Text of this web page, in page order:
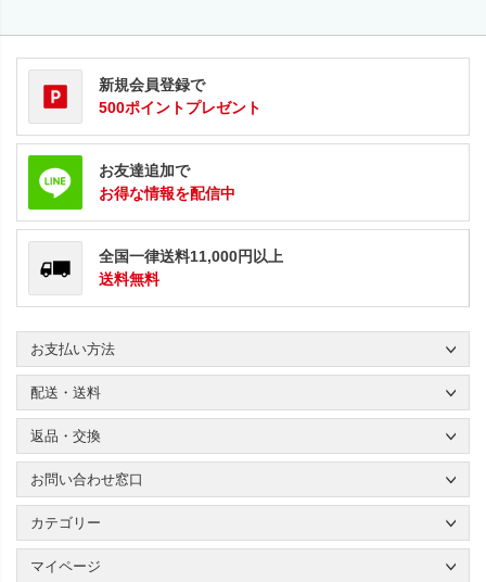
新規会員登録で
500ポイントプレゼント
お友達追加で
お得な情報を配信中
全国一律送料11,000円以上
送料無料
お支払い方法
配送・送料
返品・交換
お問い合わせ窓口
カテゴリー
マイページ